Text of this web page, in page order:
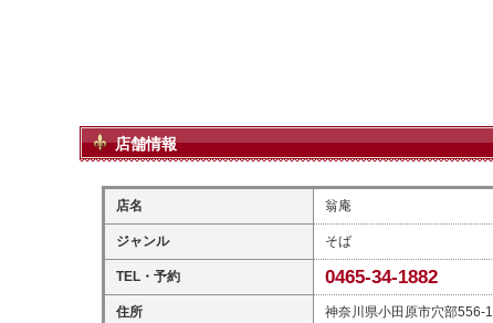
店舗情報
店名 翁庵
ジャンル そば
TEL・予約 0465-34-1882
住所 神奈川県小田原市穴部556-1